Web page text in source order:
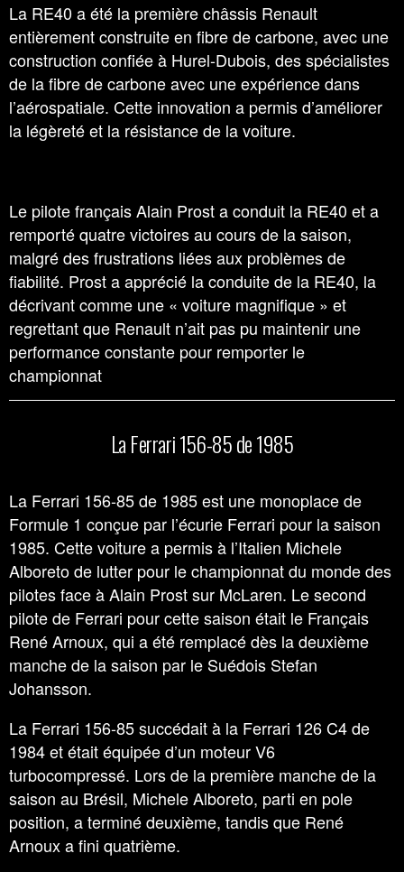
La RE40 a été la première châssis Renault
entièrement construite en fibre de carbone, avec une
construction confiée à Hurel-Dubois, des spécialistes
de la fibre de carbone avec une expérience dans
l’aérospatiale. Cette innovation a permis d’améliorer
la légèreté et la résistance de la voiture.
Le pilote français Alain Prost a conduit la RE40 et a
remporté quatre victoires au cours de la saison,
malgré des frustrations liées aux problèmes de
fiabilité. Prost a apprécié la conduite de la RE40, la
décrivant comme une « voiture magnifique » et
regrettant que Renault n’ait pas pu maintenir une
performance constante pour remporter le
championnat
La Ferrari 156-85 de 1985
La Ferrari 156-85 de 1985 est une monoplace de
Formule 1 conçue par l’écurie Ferrari pour la saison
1985. Cette voiture a permis à l’Italien Michele
Alboreto de lutter pour le championnat du monde des
pilotes face à Alain Prost sur McLaren. Le second
pilote de Ferrari pour cette saison était le Français
René Arnoux, qui a été remplacé dès la deuxième
manche de la saison par le Suédois Stefan
Johansson.
La Ferrari 156-85 succédait à la Ferrari 126 C4 de
1984 et était équipée d’un moteur V6
turbocompressé. Lors de la première manche de la
saison au Brésil, Michele Alboreto, parti en pole
position, a terminé deuxième, tandis que René
Arnoux a fini quatrième.